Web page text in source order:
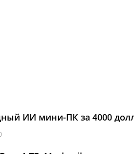
ИИ мини-ПК за 4000